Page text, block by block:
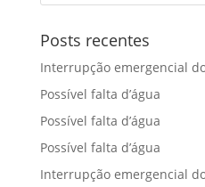
Posts recentes
Interrupção emergencial
Possível falta d’água
Possível falta d’água
Possível falta d’água
Interrupção emergencial